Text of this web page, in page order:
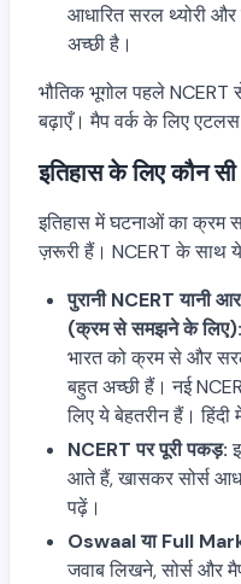
आधारित सरल थ्योरी
अच्छी है।
भौतिक भूगोल पहले NCERT
बढ़ाएँ। मैप वर्क के लिए
इतिहास के लिए कौन
इतिहास में घटनाओं का क्रम
ज़रूरी हैं। NCERT के साथ
पुरानी NCERT यानी
(क्रम से समझने के लिए):
भारत को क्रम से और
बहुत अच्छी हैं। नई
लिए ये बेहतरीन हैं। हिंदी
NCERT पर पूरी पकड़:
आते हैं, खासकर सोर्स
पढ़ें।
Oswaal या Full
जवाब लिखने, सोर्स और